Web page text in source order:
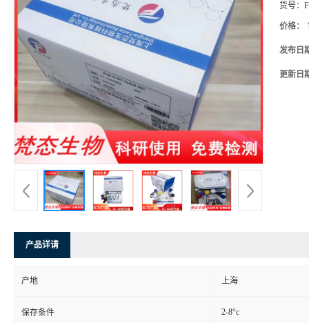
货号：
价格：
发布日
更新日
产品详请
产地 上海
保存条件 2-8°c